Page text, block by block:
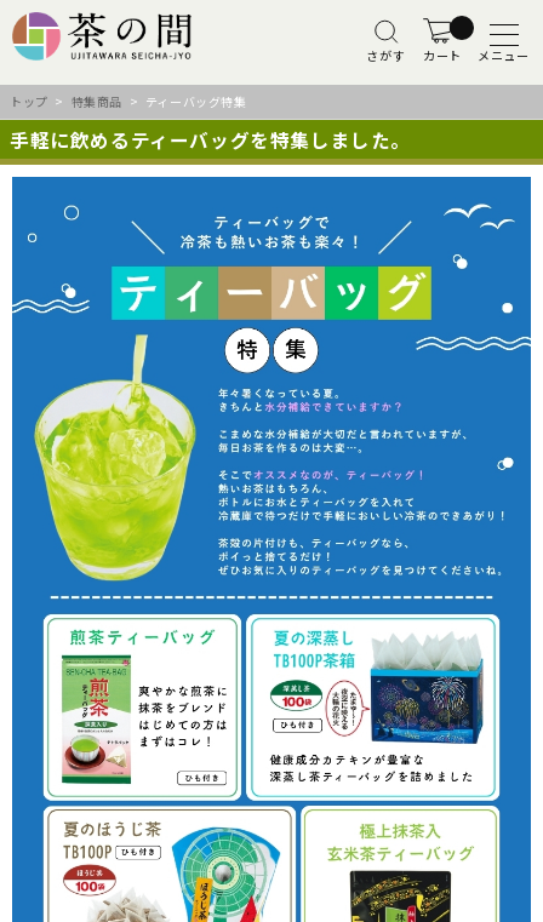
さがす カート メニュー
トップ > 特集商品 > ティーバッグ特集
手軽に飲めるティーバッグを特集しました。